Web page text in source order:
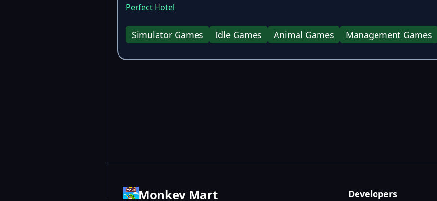
Perfect Hotel
Simulator Games Idle Games Animal Games Management Games
Monkey Mart Developers